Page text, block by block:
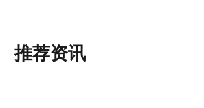
推荐资讯